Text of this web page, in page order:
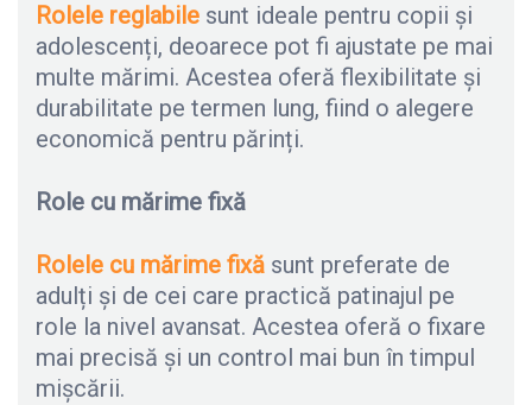
Rolele reglabile sunt ideale pentru copii și
adolescenți, deoarece pot fi ajustate pe mai
multe mărimi. Acestea oferă flexibilitate și
durabilitate pe termen lung, fiind o alegere
economică pentru părinți.
Role cu mărime fixă
Rolele cu mărime fixă sunt preferate de
adulți și de cei care practică patinajul pe
role la nivel avansat. Acestea oferă o fixare
mai precisă și un control mai bun în timpul
mișcării.